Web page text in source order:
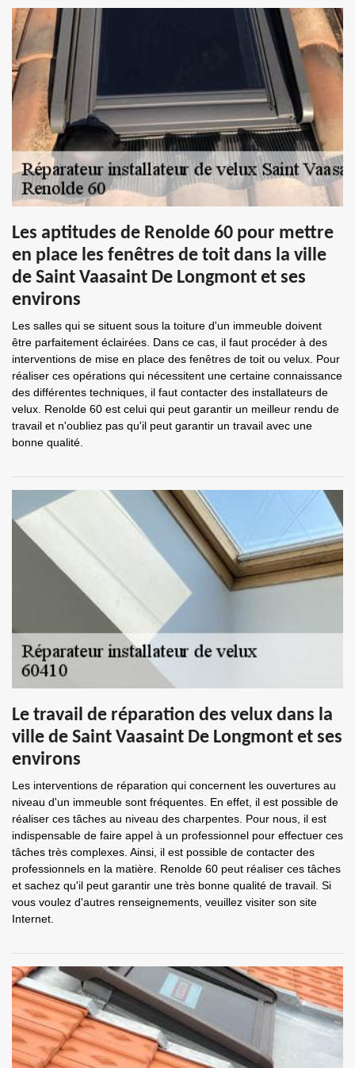
Les aptitudes de Renolde 60 pour mettre
en place les fenêtres de toit dans la ville
de Saint Vaasaint De Longmont et ses
environs
Les salles qui se situent sous la toiture d'un immeuble doivent
être parfaitement éclairées. Dans ce cas, il faut procéder à des
interventions de mise en place des fenêtres de toit ou velux. Pour
réaliser ces opérations qui nécessitent une certaine connaissance
des différentes techniques, il faut contacter des installateurs de
velux. Renolde 60 est celui qui peut garantir un meilleur rendu de
travail et n'oubliez pas qu'il peut garantir un travail avec une
bonne qualité.
Le travail de réparation des velux dans la
ville de Saint Vaasaint De Longmont et ses
environs
Les interventions de réparation qui concernent les ouvertures au
niveau d'un immeuble sont fréquentes. En effet, il est possible de
réaliser ces tâches au niveau des charpentes. Pour nous, il est
indispensable de faire appel à un professionnel pour effectuer ces
tâches très complexes. Ainsi, il est possible de contacter des
professionnels en la matière. Renolde 60 peut réaliser ces tâches
et sachez qu'il peut garantir une très bonne qualité de travail. Si
vous voulez d'autres renseignements, veuillez visiter son site
Internet.